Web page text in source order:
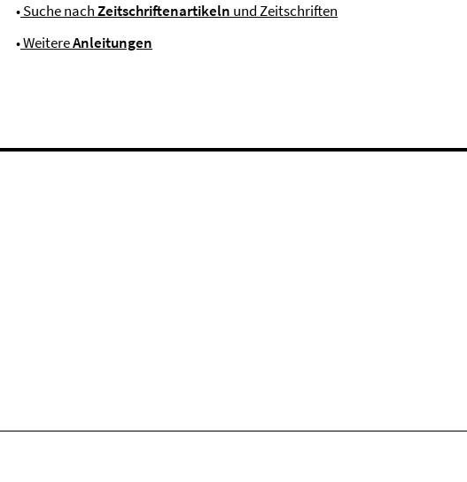
•Suche nachZeitschriftenartikeln und Zeitschriften
•WeitereAnleitungen